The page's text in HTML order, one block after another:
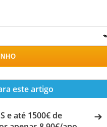
este artigo
e até 1500€ de